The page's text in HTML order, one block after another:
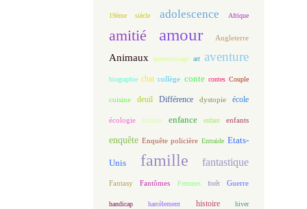
19ème siècle adolescence Afrique
amitié amour Angleterre
Animaux apprentissage art aventure
biographie chat collège conte contes Couple
cuisine deuil Différence dystopie école
écologie écriture enfance enfant enfants
enquête Enquête policière Entraide Etats-
Unis famille fantastique
Fantasy Fantômes Femmes forêt Guerre
handicap harcèlement histoire hiver